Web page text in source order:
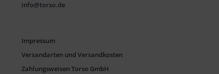
info@torso.de
Impressum
Versandarten und Versandkosten
Zahlungsweisen Torso GmbH